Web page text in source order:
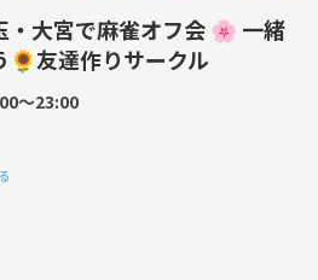
大宮で麻雀オフ会 🌸 一緒
🌻友達作りサークル
〜23:00